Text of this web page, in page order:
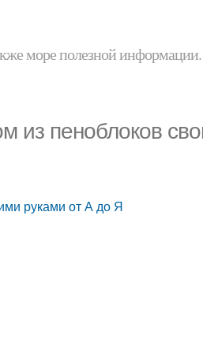
море полезной информации.
из пеноблоков
руками от А до Я